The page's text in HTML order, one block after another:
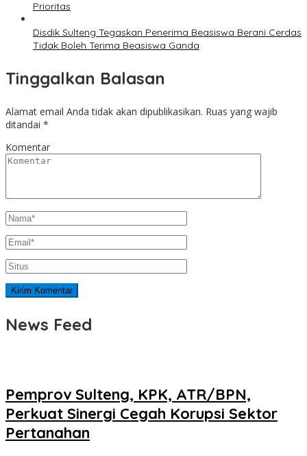
Prioritas
Disdik Sulteng Tegaskan Penerima Beasiswa Berani Cerdas
Tidak Boleh Terima Beasiswa Ganda
Tinggalkan Balasan
Alamat email Anda tidak akan dipublikasikan. Ruas yang wajib
ditandai *
Komentar
News Feed
Pemprov Sulteng, KPK, ATR/BPN,
Perkuat Sinergi Cegah Korupsi Sektor
Pertanahan